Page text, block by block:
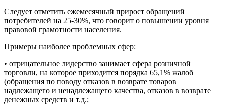
Следует отметить ежемесячный прирост обращений
потребителей на 25-30%, что говорит о повышении уровня
правовой грамотности населения.
Примеры наиболее проблемных сфер:
• отрицательное лидерство занимает сфера розничной
торговли, на которое приходится порядка 65,1% жалоб
(обращения по поводу отказов в возврате товаров
надлежащего и ненадлежащего качества, отказов в возврате
денежных средств и т.д.;